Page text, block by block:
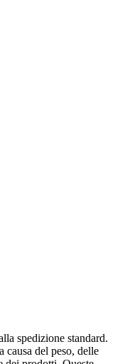
spedizione standard.
causa del peso, delle